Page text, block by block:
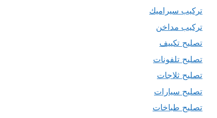
تركيب سيراميك
تركيب مداخن
تصليح تكييف
تصليح تلفونات
تصليح ثلاجات
تصليح سيارات
تصليح طباخات